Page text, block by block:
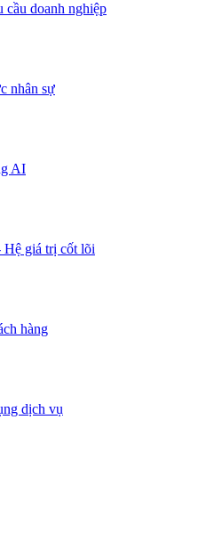
cầu doanh nghiệp
nhân sự
AI
Hệ giá trị cốt lõi
hàng
dịch vụ